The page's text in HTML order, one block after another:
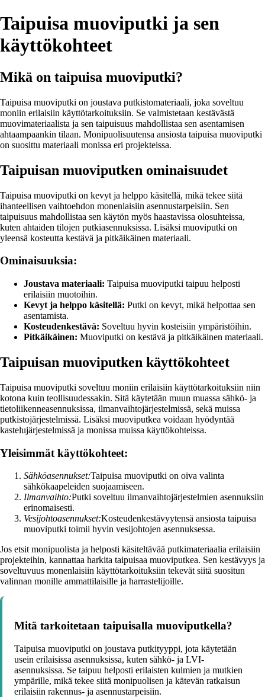
Taipuisa muoviputki ja sen
käyttökohteet
Mikä on taipuisa muoviputki?
Taipuisa muoviputki on joustava putkistomateriaali, joka soveltuu
moniin erilaisiin käyttötarkoituksiin. Se valmistetaan kestävästä
muovimateriaalista ja sen taipuisuus mahdollistaa sen asentamisen
ahtaampaankin tilaan. Monipuolisuutensa ansiosta taipuisa muoviputki
on suosittu materiaali monissa eri projekteissa.
Taipuisan muoviputken ominaisuudet
Taipuisa muoviputki on kevyt ja helppo käsitellä, mikä tekee siitä
ihanteellisen vaihtoehdon monenlaisiin asennustarpeisiin. Sen
taipuisuus mahdollistaa sen käytön myös haastavissa olosuhteissa,
kuten ahtaiden tilojen putkiasennuksissa. Lisäksi muoviputki on
yleensä kosteutta kestävä ja pitkäikäinen materiaali.
Ominaisuuksia:
Joustava materiaali: Taipuisa muoviputki taipuu helposti
erilaisiin muotoihin.
Kevyt ja helppo käsitellä: Putki on kevyt, mikä helpottaa sen
asentamista.
Kosteudenkestävä: Soveltuu hyvin kosteisiin ympäristöihin.
Pitkäikäinen: Muoviputki on kestävä ja pitkäikäinen materiaali.
Taipuisan muoviputken käyttökohteet
Taipuisa muoviputki soveltuu moniin erilaisiin käyttötarkoituksiin niin
kotona kuin teollisuudessakin. Sitä käytetään muun muassa sähkö- ja
tietoliikenneasennuksissa, ilmanvaihtojärjestelmissä, sekä muissa
putkistojärjestelmissä. Lisäksi muoviputkea voidaan hyödyntää
kastelujärjestelmissä ja monissa muissa käyttökohteissa.
Yleisimmät käyttökohteet:
Sähköasennukset:Taipuisa muoviputki on oiva valinta
sähkökaapeleiden suojaamiseen.
Ilmanvaihto:Putki soveltuu ilmanvaihtojärjestelmien asennuksiin
erinomaisesti.
Vesijohtoasennukset:Kosteudenkestävyytensä ansiosta taipuisa
muoviputki toimii hyvin vesijohtojen asennuksessa.
Jos etsit monipuolista ja helposti käsiteltävää putkimateriaalia erilaisiin
projekteihin, kannattaa harkita taipuisaa muoviputkea. Sen kestävyys ja
soveltuvuus monenlaisiin käyttötarkoituksiin tekevät siitä suositun
valinnan monille ammattilaisille ja harrastelijoille.
Mitä tarkoitetaan taipuisalla muoviputkella?
Taipuisa muoviputki on joustava putkityyppi, jota käytetään
usein erilaisissa asennuksissa, kuten sähkö- ja LVI-
asennuksissa. Se taipuu helposti erilaisten kulmien ja mutkien
ympärille, mikä tekee siitä monipuolisen ja kätevän ratkaisun
erilaisiin rakennus- ja asennustarpeisiin.